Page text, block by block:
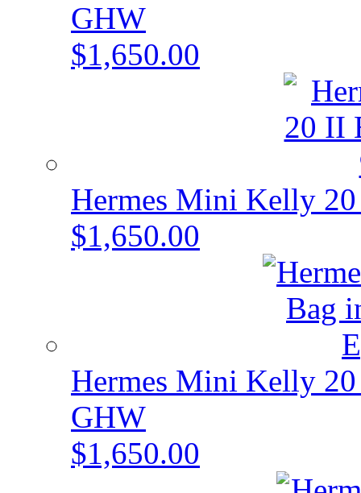
GHW
$1,650.00
Hermes Mini Kelly
$1,650.00
Hermes Mini Kelly
GHW
$1,650.00